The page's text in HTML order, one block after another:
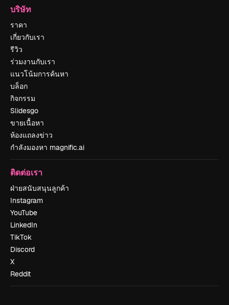
บริษัท
ราคา
เกี่ยวกับเรา
รีวิว
ร่วมงานกับเรา
แนวโน้มการค้นหา
บล็อก
กิจกรรม
Slidesgo
ขายเนื้อหา
ห้องแถลงข่าว
กำลังมองหา magnific.ai
ติดต่อเรา
ฝ่ายสนับสนุนลูกค้า
Instagram
YouTube
LinkedIn
TikTok
Discord
X
Reddit